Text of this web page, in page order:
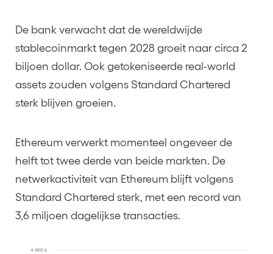
De bank verwacht dat de wereldwijde
stablecoinmarkt tegen 2028 groeit naar circa 2
biljoen dollar. Ook getokeniseerde real-world
assets zouden volgens Standard Chartered
sterk blijven groeien.
Ethereum verwerkt momenteel ongeveer de
helft tot twee derde van beide markten. De
netwerkactiviteit van Ethereum blijft volgens
Standard Chartered sterk, met een record van
3,6 miljoen dagelijkse transacties.